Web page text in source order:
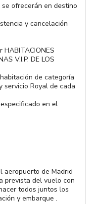
ofrecerán en destino
y cancelación
V.I.P. DE LOS
de categoría
servicio Royal de cada
en el
aeropuerto de Madrid
prevista del vuelo con
todos juntos los
y embarque .